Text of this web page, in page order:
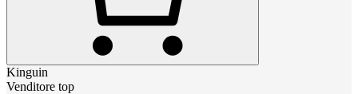
Kinguin
Venditore top